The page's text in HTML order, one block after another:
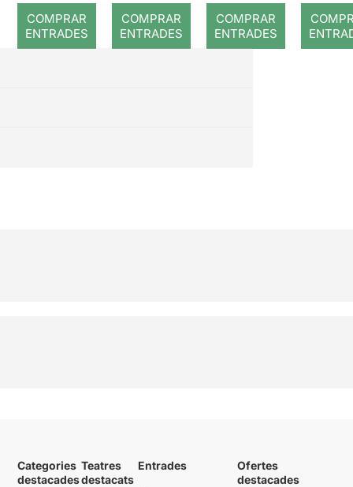
COMPRAR
ENTRADES
COMPRAR
ENTRADES
COMPRAR
ENTRADES
Categories
destacades
Teatres
destacats
Entrades
Ofertes
destacades